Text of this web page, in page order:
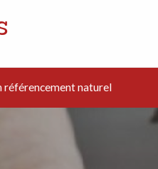
référencement naturel